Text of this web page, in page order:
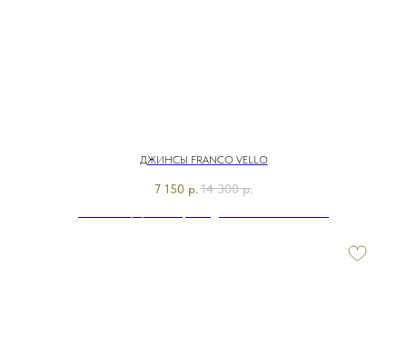
ДЖИНСЫ FRANCO VELLO
7 150 р.14 300 р.